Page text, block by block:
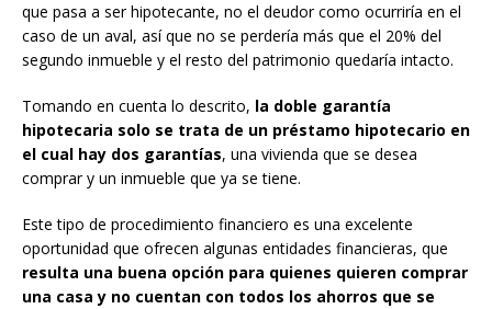
que pasa a ser hipotecante, no el deudor como ocurriría en el
caso de un aval, así que no se perdería más que el 20% del
segundo inmueble y el resto del patrimonio quedaría intacto.
Tomando en cuenta lo descrito, la doble garantía
hipotecaria solo se trata de un préstamo hipotecario en
el cual hay dos garantías, una vivienda que se desea
comprar y un inmueble que ya se tiene.
Este tipo de procedimiento financiero es una excelente
oportunidad que ofrecen algunas entidades financieras, que
resulta una buena opción para quienes quieren comprar
una casa y no cuentan con todos los ahorros que se